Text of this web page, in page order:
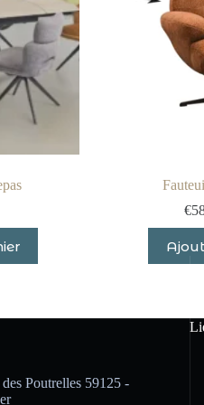
€
Poutrelles 59125 -